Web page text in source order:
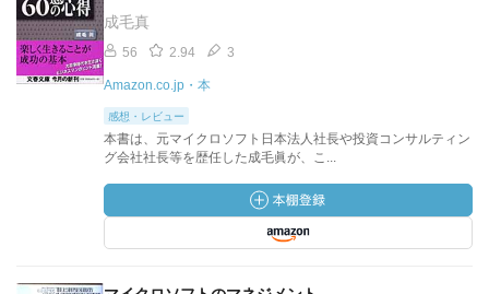
成毛真
56 2.94 3
Amazon.co.jp・本
感想・レビュー
本書は、元マイクロソフト日本法人社長や投資コンサルティン
グ会社社長等を歴任した成毛眞が、こ...